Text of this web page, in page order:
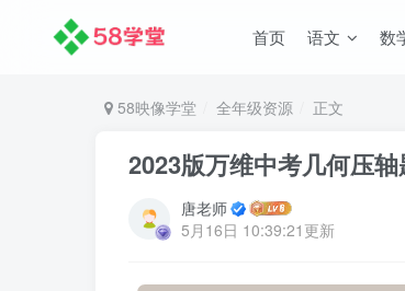
首页 语文 数
58映像学堂 全年级资源 正文
2023版万维中考几何压
唐老师
5月16日 10:39:21更新